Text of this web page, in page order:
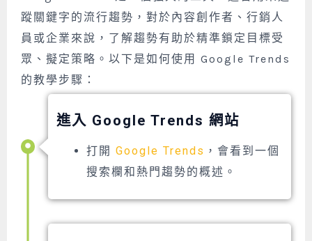
蹤關鍵字的流行趨勢，對於內容創作者、行銷人
員或企業來說，了解趨勢有助於精準鎖定目標受
眾、擬定策略。以下是如何使用 Google Trends
的教學步驟：
進入 Google Trends 網站
打開Google Trends ，會看到一個
搜索欄和熱門趨勢的概述。